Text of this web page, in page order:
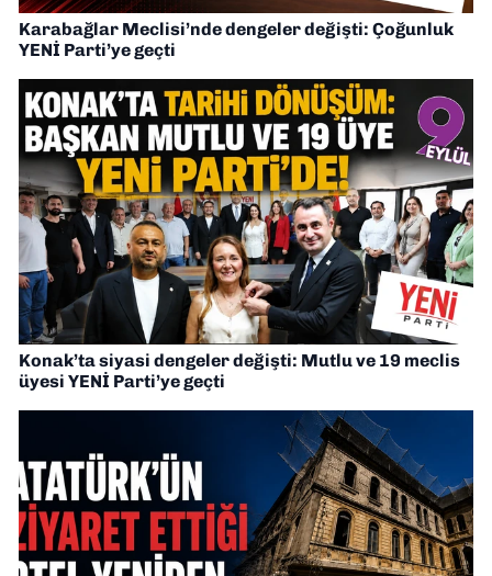
Karabağlar Meclisi’nde dengeler değişti: Çoğunluk
YENİ Parti’ye geçti
Konak’ta siyasi dengeler değişti: Mutlu ve 19 meclis
üyesi YENİ Parti’ye geçti